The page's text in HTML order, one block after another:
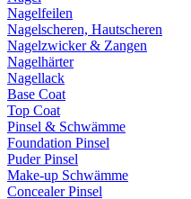
Nagelfeilen
Nagelscheren, Hautscheren
Nagelzwicker & Zangen
Nagelhärter
Nagellack
Base Coat
Top Coat
Pinsel & Schwämme
Foundation Pinsel
Puder Pinsel
Make-up Schwämme
Concealer Pinsel